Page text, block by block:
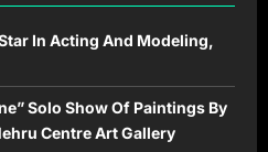
In Acting And Modeling,
Solo Show Of Paintings By
Centre Art Gallery